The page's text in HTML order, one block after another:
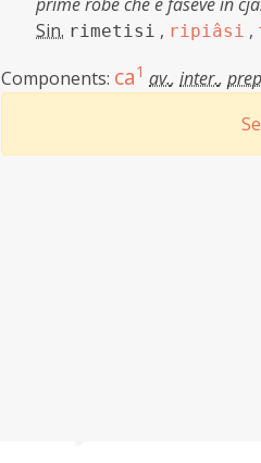
Sin. rimetisi , ripiâsi ,
Components: ca1 av., inter.,